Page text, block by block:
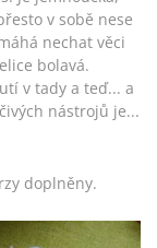
v sobě nese
nechat věci
bolavá.
v tady a teď... a
nástrojů je...
doplněny.